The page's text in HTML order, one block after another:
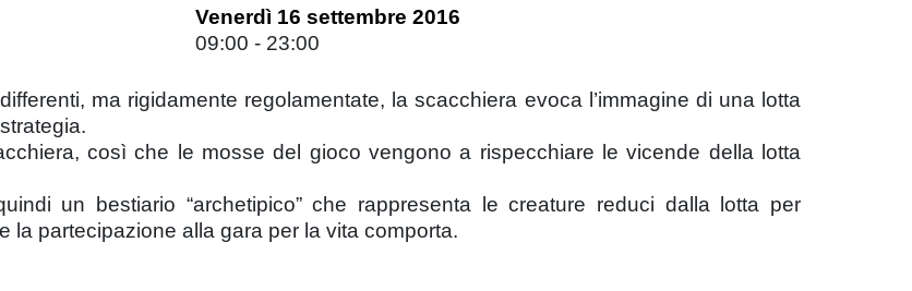
Venerdì 16 settembre 2016
09:00 - 23:00
ma rigidamente regolamentate, la scacchiera evoca l’immagine di una lotta
così che le mosse del gioco vengono a rispecchiare le vicende della lotta
un bestiario “archetipico” che rappresenta le creature reduci dalla lotta per
la partecipazione alla gara per la vita comporta.